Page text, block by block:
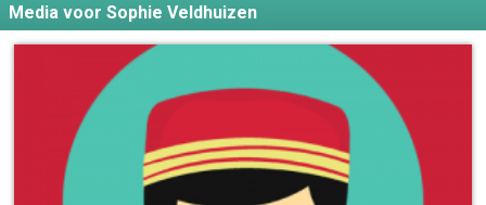
Media voor Sophie Veldhuizen